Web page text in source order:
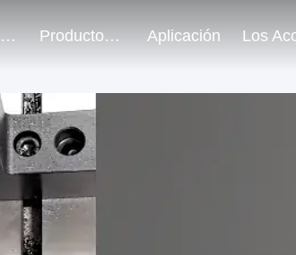
Sobre Nosotros Productos Aplicación